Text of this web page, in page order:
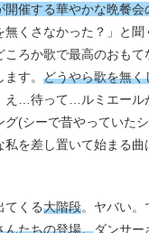
催する華やかな晩餐会
無くさなかった？」と
ころか歌で最高のおもて
す。 どうやら歌を無く
え…待って…ルミエー
グ(シーで昔やっていた
を差し置いて始まる曲
てくる大階段。ヤバい。
んたちの登場。ダンサ